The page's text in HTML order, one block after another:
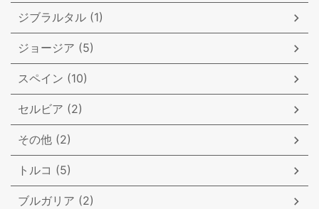
ジブラルタル (1)
ジョージア (5)
スペイン (10)
セルビア (2)
その他 (2)
トルコ (5)
ブルガリア (2)